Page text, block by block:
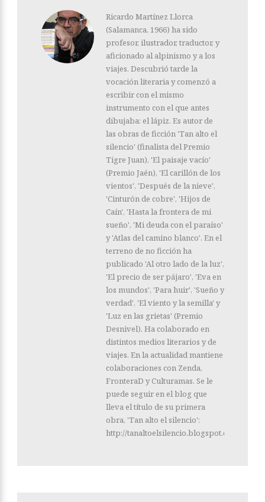
Ricardo Martínez Llorca
(Salamanca, 1966) ha sido
profesor, ilustrador, traductor, y
aficionado al alpinismo y a los
viajes. Descubrió tarde la
vocación literaria y comenzó a
escribir con el mismo
instrumento con el que antes
dibujaba: el lápiz. Es autor de
las obras de ficción 'Tan alto el
silencio' (finalista del Premio
Tigre Juan), 'El paisaje vacío'
(Premio Jaén), 'El carillón de los
vientos', 'Después de la nieve',
'Cinturón de cobre', 'Hijos de
Caín', 'Hasta la frontera de mi
sueño', 'Mi deuda con el paraíso'
y 'Atlas del camino blanco'. En el
terreno de no ficción ha
publicado 'Al otro lado de la luz',
'El precio de ser pájaro', 'Eva en
los mundos', 'Para huir', 'Sueño y
verdad', 'El viento y la semilla' y
'Luz en las grietas' (Premio
Desnivel). Ha colaborado en
distintos medios literarios y de
viajes. En la actualidad mantiene
colaboraciones con Zenda,
FronteraD y Culturamas. Se le
puede seguir en el blog que
lleva el título de su primera
obra, 'Tan alto el silencio':
http://tanaltoelsilencio.blogspot.com/